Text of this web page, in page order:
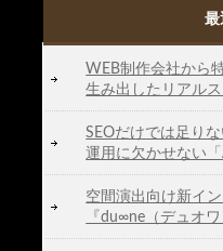
最
WEB制作会社から
生み出したリアルス
SEOだけでは足り
運用に欠かせない
空間演出向け新イ
『du∞ne（デュオ